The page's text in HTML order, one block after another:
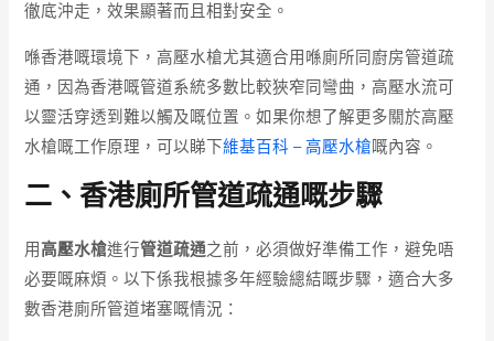
徹底沖走，效果顯著而且相對安全。
喺香港嘅環境下，高壓水槍尤其適合用喺廁所同廚房管道疏
通，因為香港嘅管道系統多數比較狹窄同彎曲，高壓水流可
以靈活穿透到難以觸及嘅位置。如果你想了解更多關於高壓
水槍嘅工作原理，可以睇下維基百科 – 高壓水槍嘅內容。
二、香港廁所管道疏通嘅步驟
用 高壓水槍進行管道疏通之前，必須做好準備工作，避免唔
必要嘅麻煩。以下係我根據多年經驗總結嘅步驟，適合大多
數香港廁所管道堵塞嘅情況：